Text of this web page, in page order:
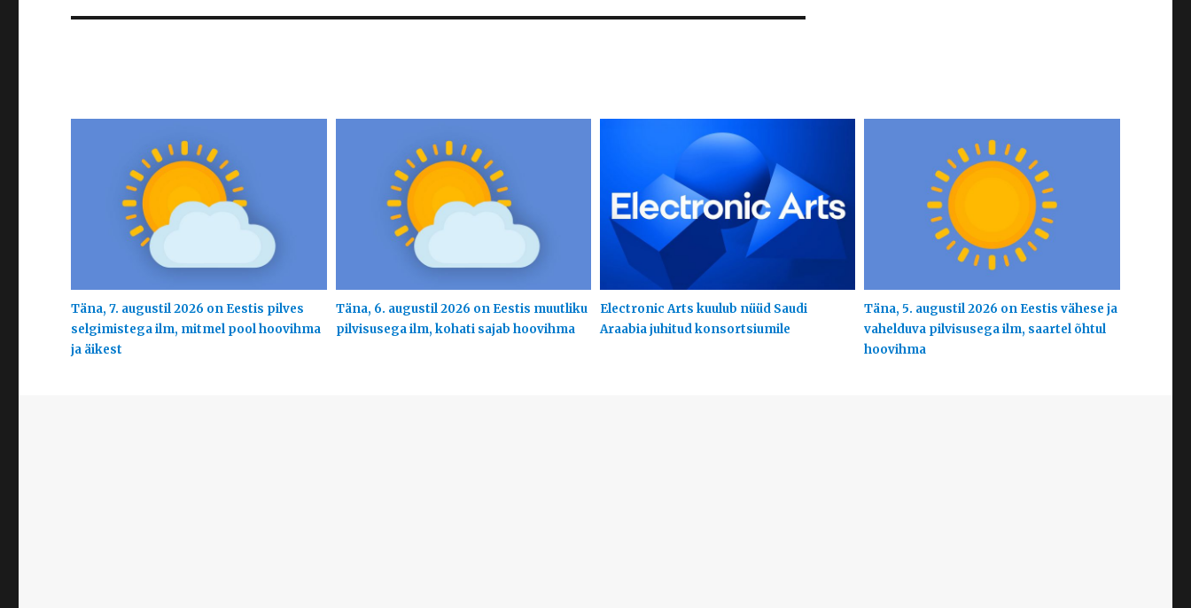
Täna, 7. augustil 2026 on Eestis pilves
selgimistega ilm, mitmel pool hoovihma
ja äikest
Täna, 6. augustil 2026 on Eestis muutliku
pilvisusega ilm, kohati sajab hoovihma
Electronic Arts kuulub nüüd Saudi
Araabia juhitud konsortsiumile
Täna, 5. augustil 2026 on Eestis vähese ja
vahelduva pilvisusega ilm, saartel õhtul
hoovihma